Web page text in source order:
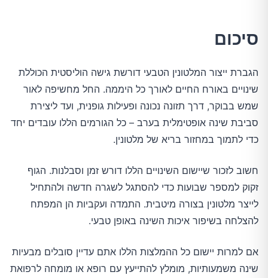
סיכום
הגברת ייצור המלטונין הטבעי דורשת גישה הוליסטית הכוללת
שינויים באורח החיים לאורך כל היממה. החל מחשיפה לאור
שמש בבוקר, דרך תזונה נכונה ופעילות גופנית, ועד ליצירת
סביבת שינה אופטימלית בערב – כל הגורמים הללו עובדים יחד
כדי לתמוך במחזור בריא של מלטונין.
חשוב לזכור שיישום השינויים הללו דורש זמן וסבלנות. הגוף
זקוק למספר שבועות כדי להסתגל לשגרה חדשה ולהתחיל
לייצר מלטונין בצורה מיטבית. התמדה ועקביות הן המפתח
להצלחה בשיפור איכות השינה באופן טבעי.
אם למרות יישום כל ההמלצות הללו אתם עדיין סובלים מבעיות
שינה משמעותיות, מומלץ להתייעץ עם רופא או מומחה לרפואת